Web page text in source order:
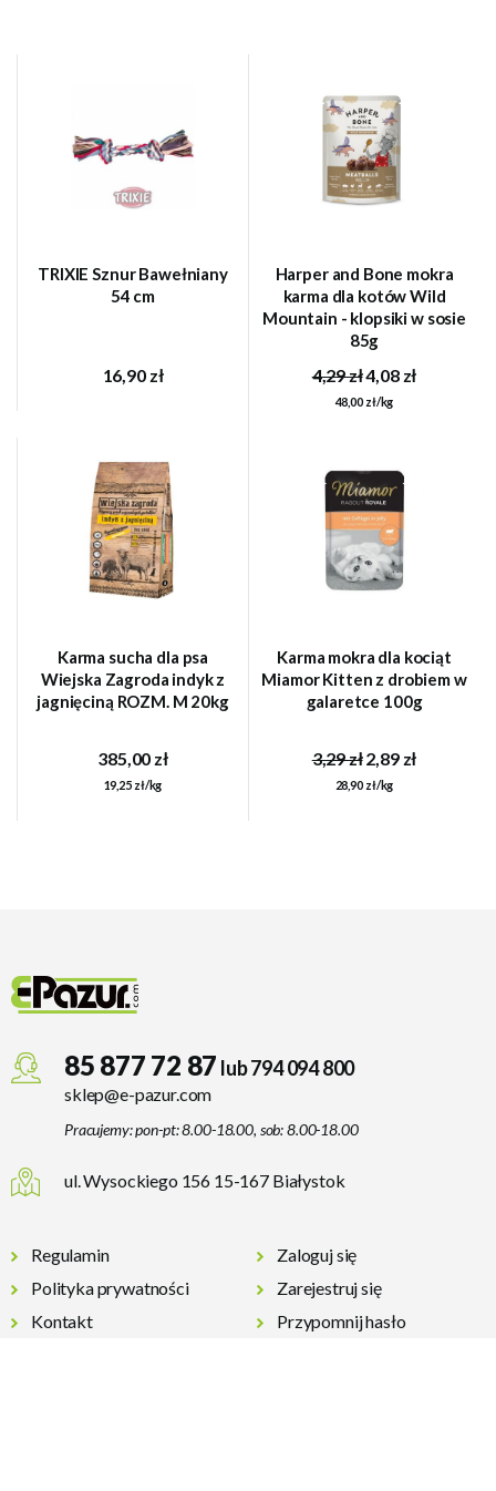
TRIXIE Sznur Bawełniany
54 cm
16,90 zł
Harper and Bone mokra
karma dla kotów Wild
Mountain - klopsiki w sosie
85g
4,29 zł4,08 zł
48,00 zł/kg
Karma sucha dla psa
Wiejska Zagroda indyk z
jagnięciną ROZM. M 20kg
385,00 zł
19,25 zł/kg
Karma mokra dla kociąt
Miamor Kitten z drobiem w
galaretce 100g
3,29 zł2,89 zł
28,90 zł/kg
85 877 72 87 lub 794 094 800
sklep@e-pazur.com
Pracujemy: pon-pt: 8.00-18.00, sob: 8.00-18.00
ul. Wysockiego 156 15-167 Białystok
Regulamin
Polityka prywatności
Kontakt
Zaloguj się
Zarejestruj się
Przypomnij hasło